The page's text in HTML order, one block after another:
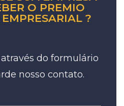
O PREMIO
?
do formulário
nosso contato.